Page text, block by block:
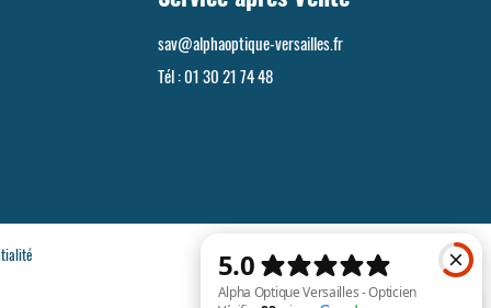
sav@alphaoptique-versailles.fr
Tél :01 30 21 74 48